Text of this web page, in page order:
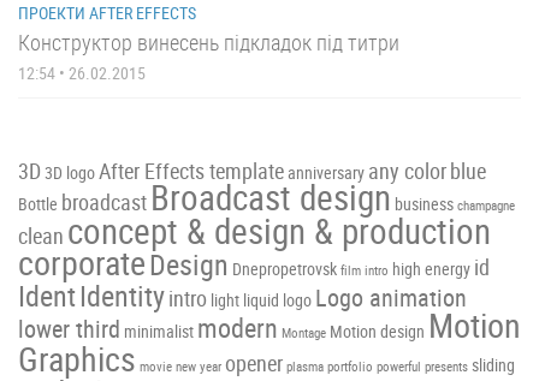
ПРОЕКТИ AFTER EFFECTS
Конструктор винесень підкладок під титри
12:54 • 26.02.2015
3D 3D logoAfter Effects template anniversary any colorblue
Bottle broadcast Broadcast design business champagne
clean concept & design & production
corporateDesign Dnepropetrovsk film intro high energy id
IdentIdentityintro light liquid logo Logo animation
lower third minimalist modern Montage Motion design Motion
Graphics movie new year opener plasma portfolio powerful presents sliding